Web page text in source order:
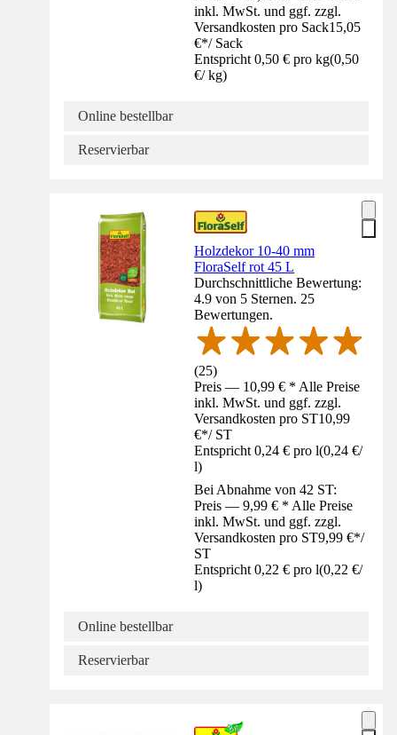
inkl. MwSt. und ggf. zzgl.
Versandkosten pro Sack15,05
€*/ Sack
Entspricht 0,50 € pro kg(0,50
€/ kg)
Online bestellbar
Reservierbar
Holzdekor 10-40 mm
FloraSelf rot 45 L
Durchschnittliche Bewertung:
4.9 von 5 Sternen. 25
Bewertungen.
(25)
Preis — 10,99 € * Alle Preise
inkl. MwSt. und ggf. zzgl.
Versandkosten pro ST10,99
€*/ ST
Entspricht 0,24 € pro l(0,24 €/
l)
Bei Abnahme von 42 ST:
Preis — 9,99 € * Alle Preise
inkl. MwSt. und ggf. zzgl.
Versandkosten pro ST9,99 €*/
ST
Entspricht 0,22 € pro l(0,22 €/
l)
Online bestellbar
Reservierbar